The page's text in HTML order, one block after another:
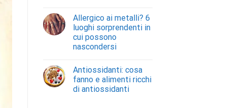
Allergico ai metalli? 6
luoghi sorprendenti in
cui possono
nascondersi
Antiossidanti: cosa
fanno e alimenti ricchi
di antiossidanti